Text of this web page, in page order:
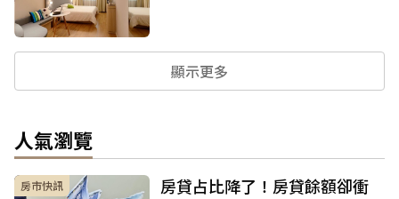
顯示更多
人氣瀏覽
房市快訊
房貸占比降了！房貸餘額卻衝